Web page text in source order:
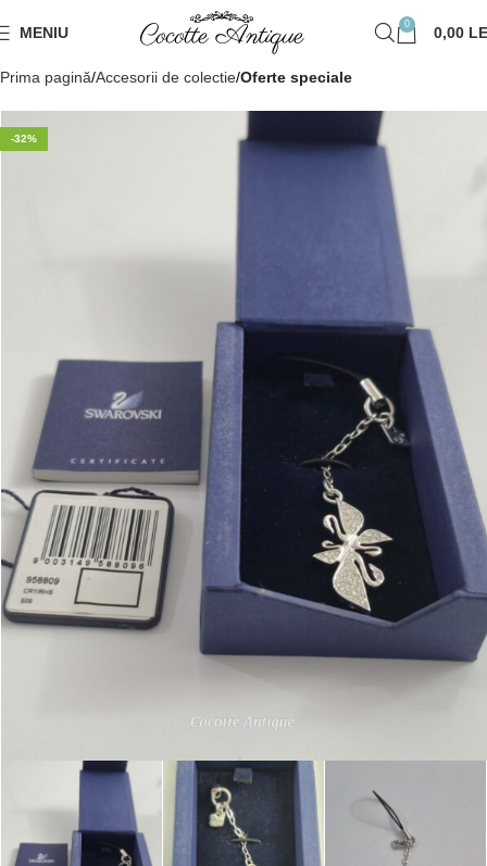
MENIU 0 0,00
Prima pagină Accesorii de colectie Oferte speciale
-32%